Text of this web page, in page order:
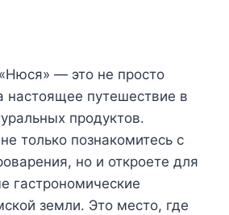
— это не просто
настоящее путешествие в
продуктов.
только познакомитесь с
но и откроете для
гастрономические
земли. Это место, где